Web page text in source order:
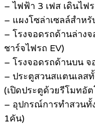
– ไฟฟ้า 3 เฟส เดินไฟ
– แผงโซล่าเซลล์สำห
– โรงจอดรถด้านล่าง
ชาร์จไฟรถ EV)
– โรงจอดรถด้านบน
– ประตูสวนสแตนเลส
(เปิดประตูด้วยรีโมทอั
– อุปกรณ์การทำสวนทั้
1คัน)